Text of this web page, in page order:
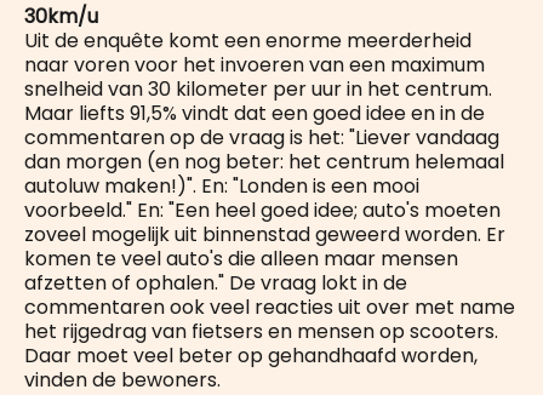
30km/u
Uit de enquête komt een enorme meerderheid
naar voren voor het invoeren van een maximum
snelheid van 30 kilometer per uur in het centrum.
Maar liefts 91,5% vindt dat een goed idee en in de
commentaren op de vraag is het: "Liever vandaag
dan morgen (en nog beter: het centrum helemaal
autoluw maken!)". En: "Londen is een mooi
voorbeeld." En: "Een heel goed idee; auto's moeten
zoveel mogelijk uit binnenstad geweerd worden. Er
komen te veel auto's die alleen maar mensen
afzetten of ophalen." De vraag lokt in de
commentaren ook veel reacties uit over met name
het rijgedrag van fietsers en mensen op scooters.
Daar moet veel beter op gehandhaafd worden,
vinden de bewoners.